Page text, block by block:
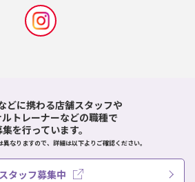
どに携わる店舗スタッフや
トレーナーなどの職種で
を行っています。
なりますので、詳細は以下よりご確認ください。
スタッフ募集中